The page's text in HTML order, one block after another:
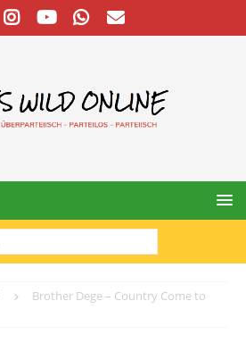
Brother Dege – Country Come to